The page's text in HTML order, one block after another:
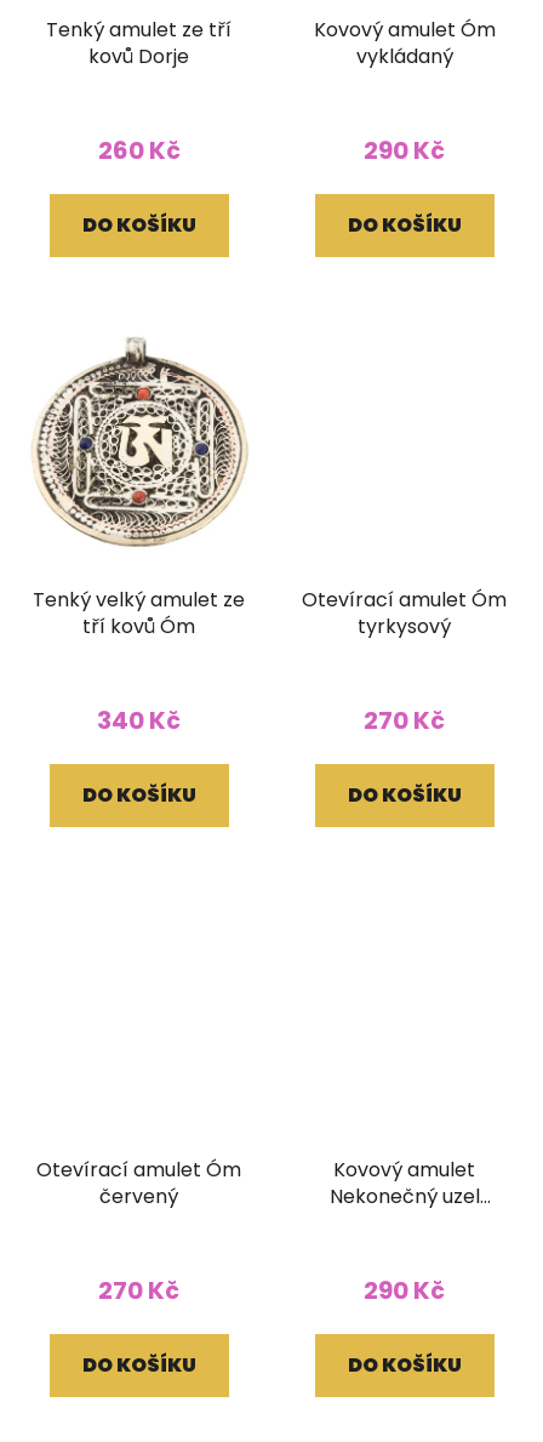
Tenký amulet ze tří
kovů Dorje
260 Kč
DO KOŠÍKU
Kovový amulet Óm
vykládaný
290 Kč
DO KOŠÍKU
Tenký velký amulet ze
tří kovů Óm
340 Kč
DO KOŠÍKU
Otevírací amulet Óm
tyrkysový
270 Kč
DO KOŠÍKU
Otevírací amulet Óm
červený
270 Kč
DO KOŠÍKU
Kovový amulet
Nekonečný uzel
290 Kč
DO KOŠÍKU